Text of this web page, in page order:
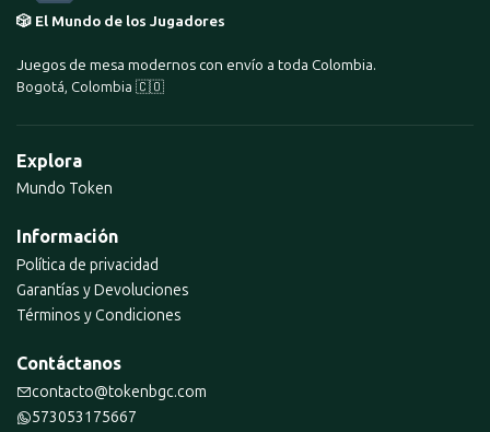
🎲 El Mundo de los Jugadores
Juegos de mesa modernos con envío a toda Colombia.
Bogotá, Colombia 🇨🇴
Explora
Mundo Token
Información
Política de privacidad
Garantías y Devoluciones
Términos y Condiciones
Contáctanos
contacto@tokenbgc.com
573053175667